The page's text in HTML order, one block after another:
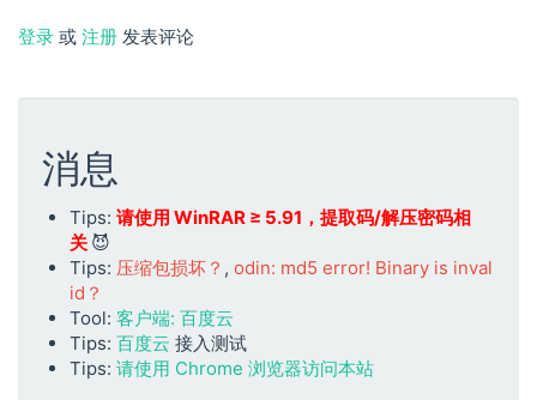
登录 或 注册 发表评论
消息
Tips: 请使用 WinRAR ≥ 5.91，提取码/解压密码相
关 😈
Tips: 压缩包损坏？ , odin: md5 error! Binary is inval
id？
Tool: 客户端: 百度云
Tips: 百度云 接入测试
Tips: 请使用 Chrome 浏览器访问本站